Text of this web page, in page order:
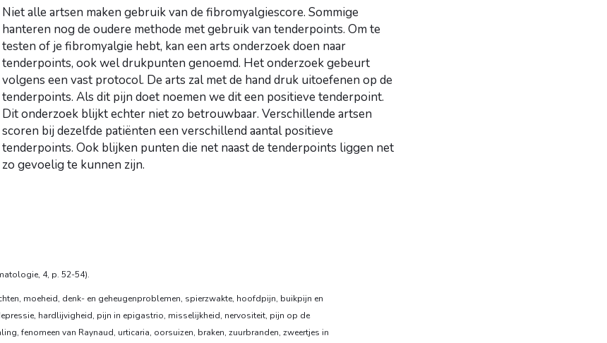
Niet alle artsen maken gebruik van de fibromyalgiescore. Sommige
hanteren nog de oudere methode met gebruik van tenderpoints. Om te
testen of je fibromyalgie hebt, kan een arts onderzoek doen naar
tenderpoints, ook wel drukpunten genoemd. Het onderzoek gebeurt
volgens een vast protocol. De arts zal met de hand druk uitoefenen op de
tenderpoints. Als dit pijn doet noemen we dit een positieve tenderpoint.
Dit onderzoek blijkt echter niet zo betrouwbaar. Verschillende artsen
scoren bij dezelfde patiënten een verschillend aantal positieve
tenderpoints. Ook blijken punten die net naast de tenderpoints liggen net
zo gevoelig te kunnen zijn.
4, p. 52-54).
moeheid, denk- en geheugenproblemen, spierzwakte, hoofdpijn, buikpijn en
hardlijvigheid, pijn in epigastrio, misselijkheid, nervositeit, pijn op de
fenomeen van Raynaud, urticaria, oorsuizen, braken, zuurbranden, zweertjes in